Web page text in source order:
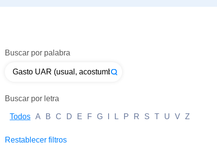
Buscar por palabra
Buscar por letra
Todos A B C D E F G L P R S T U V Z
Restablecer filtros